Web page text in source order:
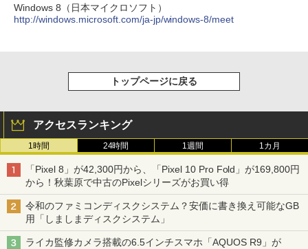
Windows 8（日本マイクロソフト）
http://windows.microsoft.com/ja-jp/windows-8/meet
トップページに戻る
アクセスランキング
1時間 24時間 1週間 1カ月
「Pixel 8」が42,300円から、「Pixel 10 Pro Fold」が169,800円
から！秋葉原で中古のPixelシリーズがお買い得
令和のファミコンディスクシステム？安価に書き換え可能なGB
用「しましまディスクシステム」
ライカ監修カメラ搭載の6.5インチスマホ「AQUOS R9」が